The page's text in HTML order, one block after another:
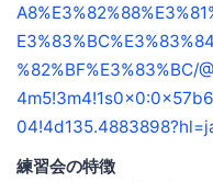
%82%BF%E3%83%BC/
練習会の特徴